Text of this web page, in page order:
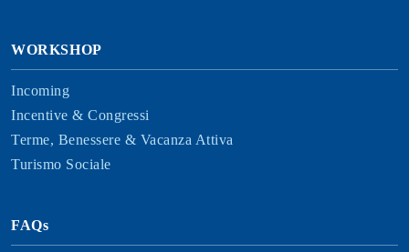
WORKSHOP
Incoming
Incentive & Congressi
Terme, Benessere & Vacanza Attiva
Turismo Sociale
FAQs